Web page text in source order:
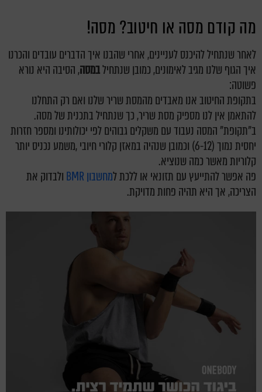
מה קודם מסה או חיטוב? מסה!
לאחר שנתחיל להיכנס לעניינים, אחרי שהבנו איך הדברים עובדים והכרנו
איך הגוף שלנו מגיב לאימונים, כמובן שנתחילבמסה, הסיבה היא נורא
פשוטה:
בתקופת החיטוב אנו מאבדים מהמסת שריר שלנו ואם רק התחלנו
להתאמן אין לנו מספיק מסת שריר, כך שנתחיל בתכנית של מסה.
ב"תקופת" המסה נעבוד עם משקלים גבוהים לפי יכולותינו ומספר חזרות
יחסית נמוך (6-12) וכמובן שנהיה במאזן קלורי חיובי ,משמע נכניס יותר
קלוריות מאשר כמה שנוציא.
פה אפשר להתייעץ עם תזונאי או ללכת למחשבון BMR
ולבדוק את
הצריכה, אך היא תהיה פחות מדויקת.